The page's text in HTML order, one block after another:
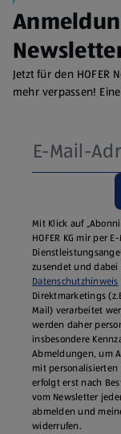
Jetzt für den HOFER
mehr verpassen!
Mit Klick auf
HOFER KG mir per
zusendet und dabei
Datenschutzhinweis
Direktmarketings
Mail) verarbeitet
werden daher
insbesondere
Abmeldungen, um
mit personalisierten
erfolgt erst nach
vom Newsletter
abmelden und
widerrufen.